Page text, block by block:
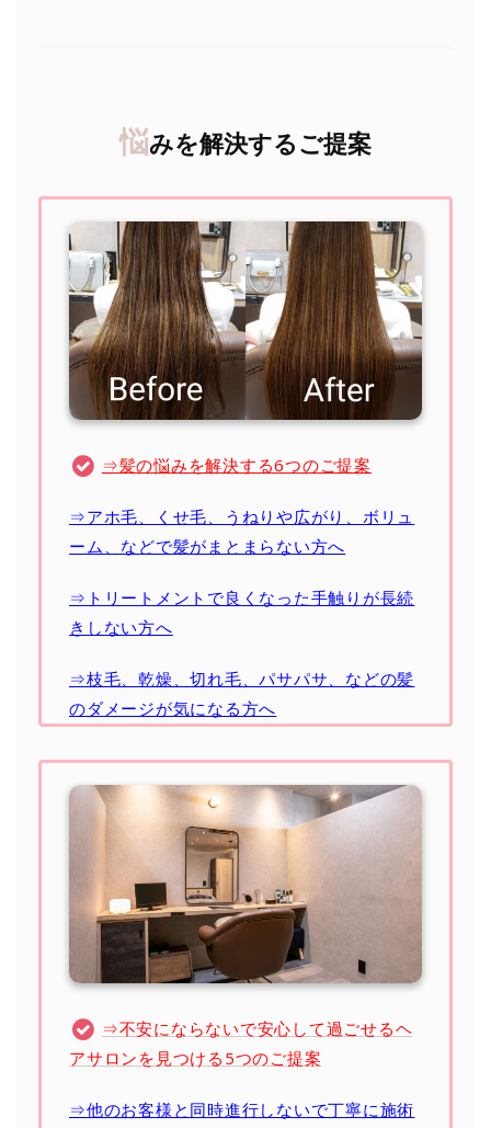
悩みを解決するご提案
⇒髪の悩みを解決する6つのご提案
⇒アホ毛、くせ毛、うねりや広がり、ボリュ
ーム、などで髪がまとまらない方へ
⇒トリートメントで良くなった手触りが長続
きしない方へ
⇒枝毛、乾燥、切れ毛、パサパサ、などの髪
のダメージが気になる方へ
⇒不安にならないで安心して過ごせるヘ
アサロンを見つける5つのご提案
⇒他のお客様と同時進行しないで丁寧に施術